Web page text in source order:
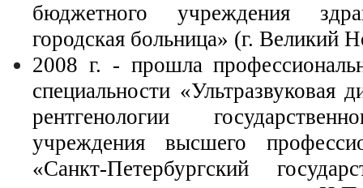
бюджетного учреждения
городская больница» (г. Великий
2008 г. - прошла
специальности «Ультразвуковая
рентгенологии
учреждения высшего
«Санкт-Петербургский